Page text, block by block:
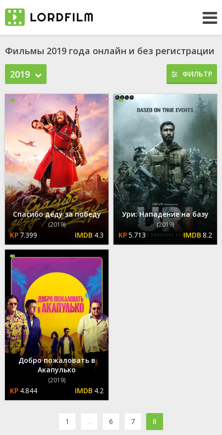
Фильмы 2019 года онлайн и без регистрации
2019
ФИЛЬТР
Спасибо деду за победу
(2019)
7.399 4.3
Ури: Нападение на базу
(2019)
5.713 8.2
Добро пожаловать в
Акапулько
(2019)
4.844 4.2
1 ... 6 7 8